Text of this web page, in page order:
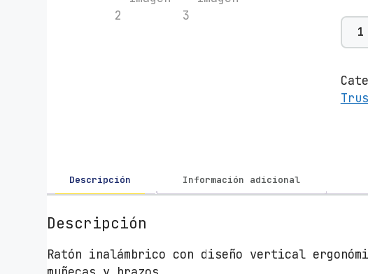
R
a
ó
n
ó
c
Descripción Información adicional
Descripción
Ratón inalámbrico con diseño vertical